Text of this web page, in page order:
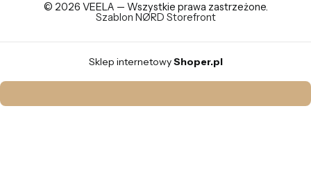
© 2026 VEELA — Wszystkie prawa zastrzeżone.
Szablon NØRD Storefront
Sklep internetowyShoper.pl